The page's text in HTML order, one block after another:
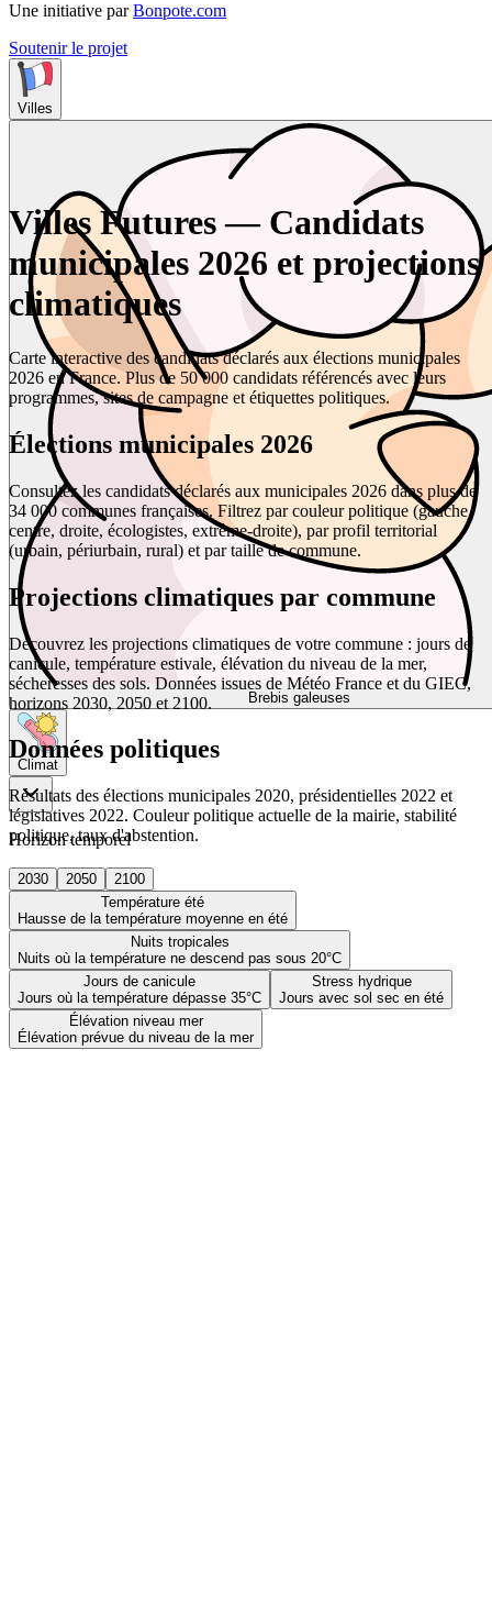
Une initiative par Bonpote.com
Soutenir le projet
Villes
Brebis galeuses
Climat
Horizon temporel
2030 2050
2100
Température été
Hausse de la température moyenne en été
Nuits tropicales
Nuits où la température ne descend pas sous 20°C
Jours de canicule
Jours où la température dépasse 35°C
Stress hydrique
Jours avec sol sec en été
Élévation niveau mer
Élévation prévue du niveau de la mer
Villes Futures — Candidats
municipales 2026 et projections
climatiques
Carte interactive des candidats déclarés aux élections municipales
2026 en France. Plus de 50 000 candidats référencés avec leurs
programmes, sites de campagne et étiquettes politiques.
Élections municipales 2026
Consultez les candidats déclarés aux municipales 2026 dans plus de
34 000 communes françaises. Filtrez par couleur politique (gauche,
centre, droite, écologistes, extrême-droite), par profil territorial
(urbain, périurbain, rural) et par taille de commune.
Projections climatiques par commune
Découvrez les projections climatiques de votre commune : jours de
canicule, température estivale, élévation du niveau de la mer,
sécheresses des sols. Données issues de Météo France et du GIEC,
horizons 2030, 2050 et 2100.
Données politiques
Résultats des élections municipales 2020, présidentielles 2022 et
législatives 2022. Couleur politique actuelle de la mairie, stabilité
politique, taux d'abstention.